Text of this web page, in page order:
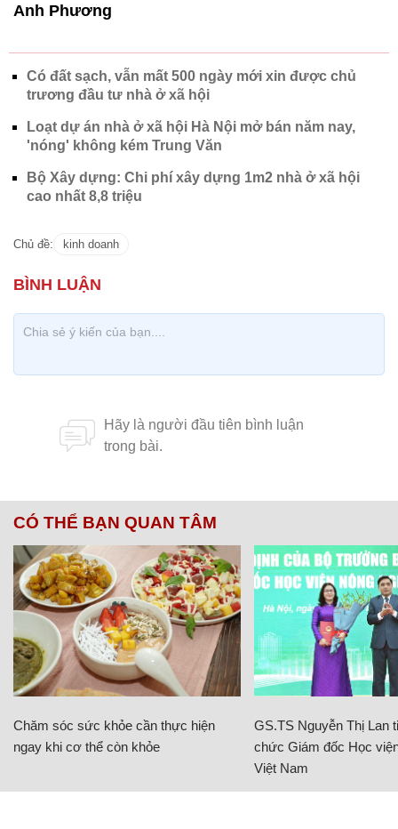
Anh Phương
Có đất sạch, vẫn mất 500 ngày mới xin được chủ
trương đầu tư nhà ở xã hội
Loạt dự án nhà ở xã hội Hà Nội mở bán năm nay,
'nóng' không kém Trung Văn
Bộ Xây dựng: Chi phí xây dựng 1m2 nhà ở xã hội
cao nhất 8,8 triệu
Chủ đề: kinh doanh
CÓ THỂ BẠN QUAN TÂM
Chăm sóc sức khỏe cần thực hiện
ngay khi cơ thể còn khỏe
GS.TS Nguyễn Thị Lan
chức Giám đốc Học
Việt Nam